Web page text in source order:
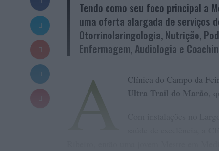
Tendo como seu foco principal a
uma oferta alargada de serviços
Otorrinolaringologia, Nutrição,
Enfermagem, Audiologia e
A Clínica do Campo da
Ultra Trail do Marão,